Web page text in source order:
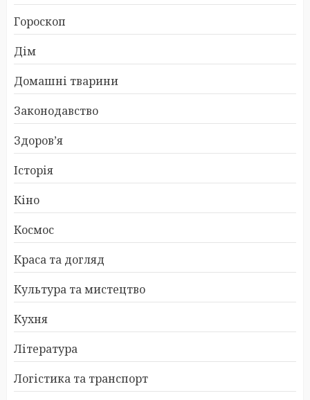
Гороскоп
Дім
Домашні тварини
Законодавство
Здоров’я
Історія
Кіно
Космос
Краса та догляд
Культура та мистецтво
Кухня
Література
Логістика та транспорт